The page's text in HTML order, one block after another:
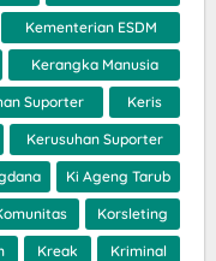
Kementerian ESDM
Kerangka Manusia
Suporter Keris
Kerusuhan Suporter
Ki Ageng Tarub
Korsleting
Kreak Kriminal